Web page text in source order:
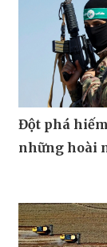
Đột phá
những hoài